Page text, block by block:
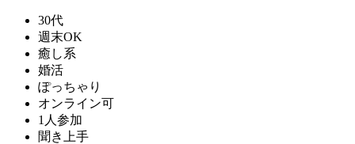
30代
週末OK
癒し系
婚活
ぽっちゃり
オンライン可
1人参加
聞き上手